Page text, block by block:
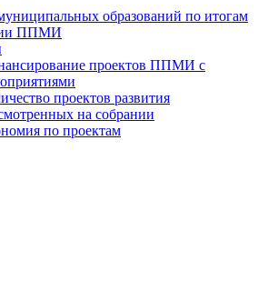
образований по итогам
ППМИ
проектов ППМИ с
проектов развития
на собрании
по проектам